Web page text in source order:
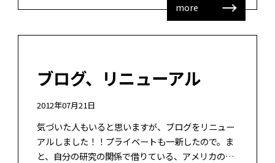
more
ブログ、リニューアル
2012年07月21日
気づいた人もいると思いますが、ブログをリニュー
アルしました！！プライベートも一新したので。ま
と、自分の研究の関係で借りている、アメリカのサ